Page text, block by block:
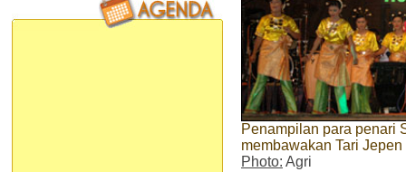
Penampilan para penari
membawakan Tari
Photo: Agri